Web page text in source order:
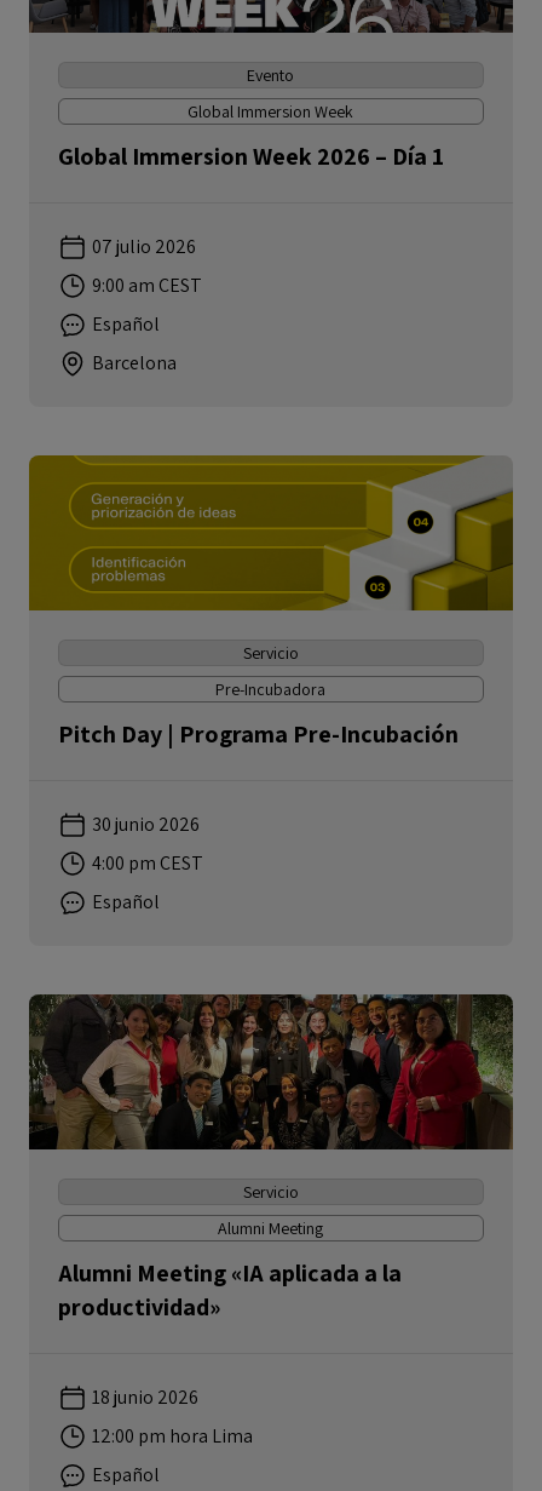
Evento
Global Immersion Week
Global Immersion Week 2026 – Día 1
07 julio 2026
9:00 am CEST
Español
Barcelona
Servicio
Pre-Incubadora
Pitch Day | Programa Pre-Incubación
30 junio 2026
4:00 pm CEST
Español
Servicio
Alumni Meeting
Alumni Meeting «IA aplicada a la
productividad»
18 junio 2026
12:00 pm hora Lima
Español